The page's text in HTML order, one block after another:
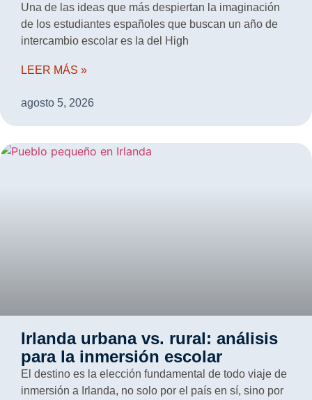
Una de las ideas que más despiertan la imaginación
de los estudiantes españoles que buscan un año de
intercambio escolar es la del High
LEER MÁS »
agosto 5, 2026
Irlanda urbana vs. rural: análisis
para la inmersión escolar
El destino es la elección fundamental de todo viaje de
inmersión a Irlanda, no solo por el país en sí, sino por